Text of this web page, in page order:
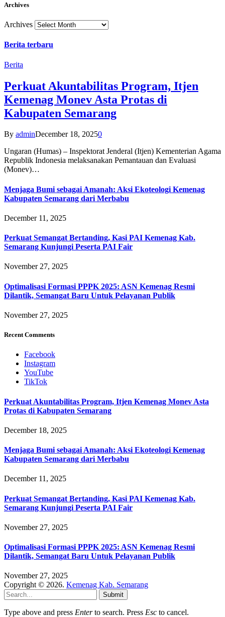
Archives
Archives
Berita terbaru
Berita
Perkuat Akuntabilitas Program, Itjen
Kemenag Monev Asta Protas di
Kabupaten Semarang
By adminDecember 18, 20250
Ungaran (Humas) – Inspektorat Jenderal (Itjen) Kementerian Agama
Republik Indonesia melaksanakan Pemantauan dan Evaluasi
(Monev)…
Menjaga Bumi sebagai Amanah: Aksi Ekoteologi Kemenag
Kabupaten Semarang dari Merbabu
December 11, 2025
Perkuat Semangat Bertanding, Kasi PAI Kemenag Kab.
Semarang Kunjungi Peserta PAI Fair
November 27, 2025
Optimalisasi Formasi PPPK 2025: ASN Kemenag Resmi
Dilantik, Semangat Baru Untuk Pelayanan Publik
November 27, 2025
Recent Comments
Facebook
Instagram
YouTube
TikTok
Perkuat Akuntabilitas Program, Itjen Kemenag Monev Asta
Protas di Kabupaten Semarang
December 18, 2025
Menjaga Bumi sebagai Amanah: Aksi Ekoteologi Kemenag
Kabupaten Semarang dari Merbabu
December 11, 2025
Perkuat Semangat Bertanding, Kasi PAI Kemenag Kab.
Semarang Kunjungi Peserta PAI Fair
November 27, 2025
Optimalisasi Formasi PPPK 2025: ASN Kemenag Resmi
Dilantik, Semangat Baru Untuk Pelayanan Publik
November 27, 2025
Copyright © 2026. Kemenag Kab. Semarang
Submit
Type above and press Enterto search. Press Esc to cancel.